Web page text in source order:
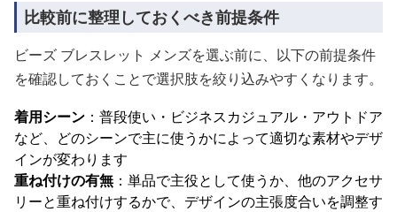
比較前に整理しておくべき前提条件
ビーズ ブレスレット メンズを選ぶ前に、以下の前提条件
を確認しておくことで選択肢を絞り込みやすくなります。
着用シーン ：普段使い・ビジネスカジュアル・アウトドア
など、どのシーンで主に使うかによって適切な素材やデザ
インが変わります
重ね付けの有無 ：単品で主役として使うか、他のアクセサ
リーと重ね付けするかで、デザインの主張度合いを調整す